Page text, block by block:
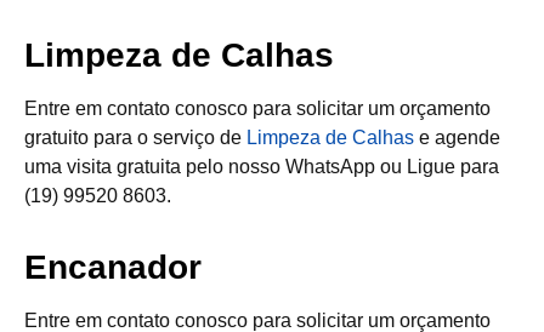
Limpeza de Calhas
Entre em contato conosco para solicitar um orçamento
gratuito para o serviço de Limpeza de Calhas e agende
uma visita gratuita pelo nosso WhatsApp ou Ligue para
(19) 99520 8603.
Encanador
Entre em contato conosco para solicitar um orçamento